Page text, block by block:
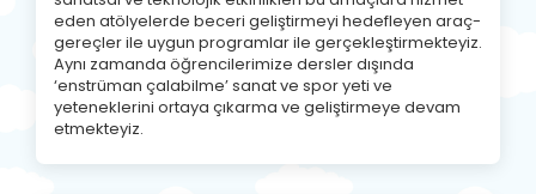
eden atölyelerde beceri geliştirmeyi hedefleyen araç-
gereçler ile uygun programlar ile gerçekleştirmekteyiz.
Aynı zamanda öğrencilerimize dersler dışında
‘enstrüman çalabilme’ sanat ve spor yeti ve
yeteneklerini ortaya çıkarma ve geliştirmeye devam
etmekteyiz.